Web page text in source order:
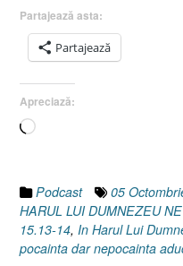
Octombrie
2024”
Partajează asta:
Partajează
Apreciază:
Încarc...
Podcast 05
HARUL LUI DUMNEZEU
15.13-14, In Harul Lui
pocainta dar nepocainta